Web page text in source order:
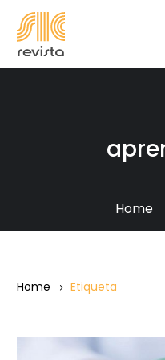
Home
Home Etiqueta
Pandemia,